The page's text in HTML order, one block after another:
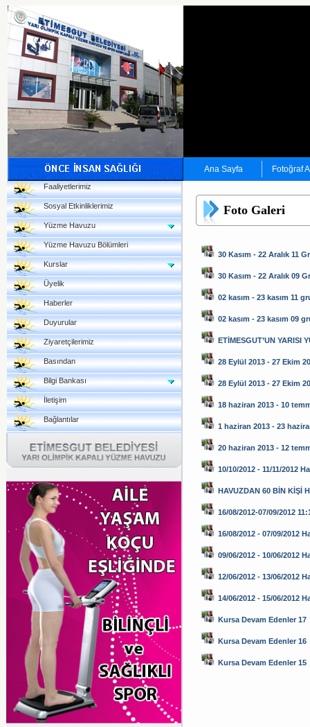
Ana Sayfa Fotoğraf
Faaliyetlerimiz
Sosyal Etkinliklerimiz
Yüzme Havuzu
Yüzme Havuzu Bölümleri
Kurslar
Üyelik
Haberler
Duyurular
Ziyaretçilerimiz
Basından
Bilgi Bankası
İletişim
Bağlantılar
Foto Galeri
30 Kasım - 22 Aralık 11
30 Kasım - 22 Aralık 09
02 kasım - 23 kasım 11
02 kasım - 23 kasım 09
ETİMESGUT’UN YARISI
28 Eylül 2013 - 27 Ekim
28 Eylül 2013 - 27 Ekim
18 haziran 2013 - 10
1 haziran 2013 - 23
20 haziran 2013 - 12
10/10/2012 - 11/11/2012
HAVUZDAN 60 BİN KİŞİ
16/08/2012-07/09/2012
16/08/2012 - 07/09/2012
09/06/2012 - 10/06/2012
12/06/2012 - 13/06/2012
14/06/2012 - 15/06/2012
Kursa Devam Edenler 17
Kursa Devam Edenler 16
Kursa Devam Edenler 15